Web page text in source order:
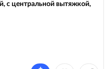
с центральной вытяжкой,